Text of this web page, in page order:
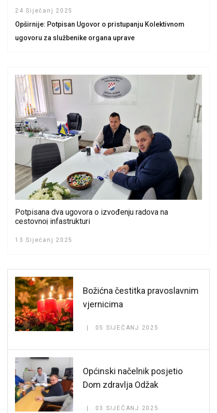
24 Siječanj 2025
Opširnije: Potpisan Ugovor o pristupanju Kolektivnom
ugovoru za službenike organa uprave
Potpisana dva ugovora o izvođenju radova na
cestovnoj infastrukturi
13 Siječanj 2025
Božićna čestitka pravoslavnim
vjernicima
05 SIJEČANJ 2025
Općinski načelnik posjetio
Dom zdravlja Odžak
03 SIJEČANJ 2025